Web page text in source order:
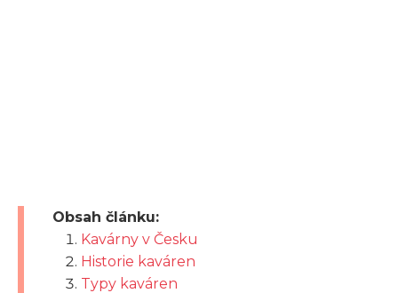
Obsah článku:
Kavárny v Česku
Historie kaváren
Typy kaváren